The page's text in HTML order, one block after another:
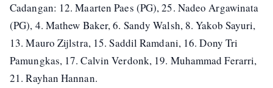
Cadangan: 12. Maarten Paes (PG), 25. Nadeo Argawinata
(PG), 4. Mathew Baker, 6. Sandy Walsh, 8. Yakob Sayuri,
13. Mauro Zijlstra, 15. Saddil Ramdani, 16. Dony Tri
Pamungkas, 17. Calvin Verdonk, 19. Muhammad Ferarri,
21. Rayhan Hannan.